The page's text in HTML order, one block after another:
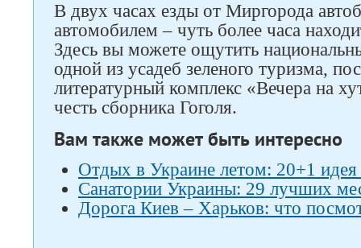
В двух часах езды от Миргорода
автомобилем – чуть более часа
Здесь вы можете ощутить
одной из усадеб зеленого туризма,
литературный комплекс «Вечера на
честь сборника Гоголя.
Вам также может быть интересно
Отдых в Украине летом: 20+1 идея
Санатории Украины: 29 лучших
Дорога Киев – Харьков: что